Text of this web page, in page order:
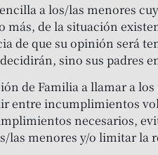
a los/las menores
más, de la situación
de que su opinión será
sino sus padres
de Familia a llamar a
entre incumplimientos
necesarios,
las menores y/o limitar la